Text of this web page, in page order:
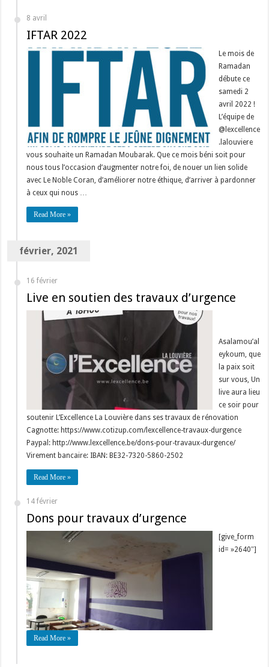
8 avril
IFTAR 2022
Le mois de
Ramadan
débute ce
samedi 2
avril 2022 !
L’équipe de
@lexcellence
.lalouviere
vous souhaite un Ramadan Moubarak. Que ce mois béni soit pour
nous tous l’occasion d’augmenter notre foi, de nouer un lien solide
avec Le Noble Coran, d’améliorer notre éthique, d’arriver à pardonner
à ceux qui nous …
Read More »
février, 2021
16 février
Live en soutien des travaux d’urgence
Asalamou’al
eykoum, que
la paix soit
sur vous, Un
live aura lieu
ce soir pour
soutenir L’Excellence La Louvière dans ses travaux de rénovation
Cagnotte: https://www.cotizup.com/lexcellence-travaux-durgence
Paypal: http://www.lexcellence.be/dons-pour-travaux-durgence/
Virement bancaire: IBAN: BE32-7320-5860-2502
Read More »
14 février
Dons pour travaux d’urgence
[give_form
id= »2640″]
Read More »